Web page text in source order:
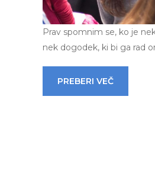
Prav spomnim se, ko je
nek dogodek, ki bi ga rad
PREBERI VEČ